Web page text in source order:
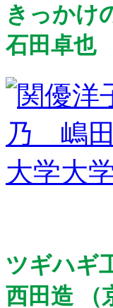
きっかけ
石田卓也
ツギハギ
西田造 （